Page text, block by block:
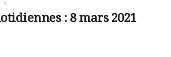
8
: 8 mars 2021